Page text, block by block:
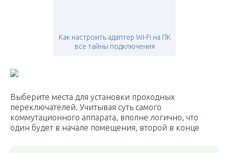
Как настроить адаптер Wi-Fi на ПК
все тайны подключения
Выберите места для установки проходных
переключателей. Учитывая суть самого
коммутационного аппарата, вполне логично, что
один будет в начале помещения, второй в конце